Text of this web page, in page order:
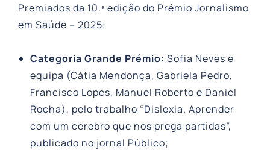
Premiados da 10.ª edição do Prémio Jornalismo
em Saúde – 2025:
Categoria Grande Prémio: Sofia Neves e
equipa (Cátia Mendonça, Gabriela Pedro,
Francisco Lopes, Manuel Roberto e Daniel
Rocha), pelo trabalho “Dislexia. Aprender
com um cérebro que nos prega partidas”,
publicado no jornal Público;